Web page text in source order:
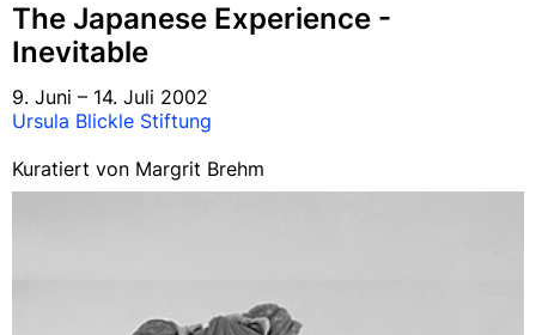
The Japanese Experience -
Inevitable
9. Juni – 14. Juli 2002
Ursula Blickle Stiftung
Kuratiert von Margrit Brehm